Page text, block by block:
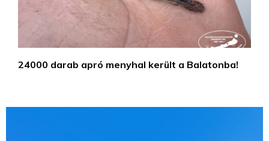
24000 darab apró menyhal került a Balatonba!